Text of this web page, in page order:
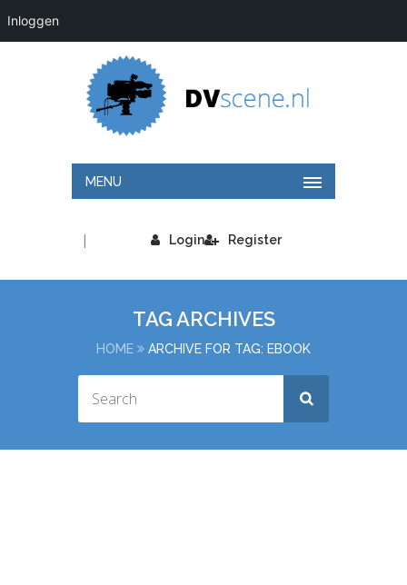
Inloggen
MENU
Login
| Register
TAG ARCHIVES
HOME ARCHIVE FOR TAG: EBOOK